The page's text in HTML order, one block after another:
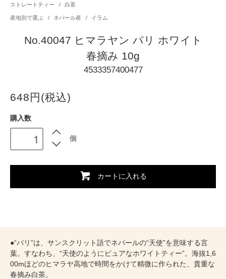
ストレートティー / 白茶
産地別で選ぶ / ネパール産 / イラム
No.40047 ヒマラヤン パリ ホワイト
春摘み 10g
4533357400477
648円(税込)
購入数
個
カートに入れる
●“パリ”は、サンスクリット語でネパールの“天使”を意味する言
葉。すなわち、“天使のようにピュアなホワイトティー”。海抜1,6
00mほどのヒマラヤ高地で時間をかけて精微に作られた、貴重な
春摘み白茶。